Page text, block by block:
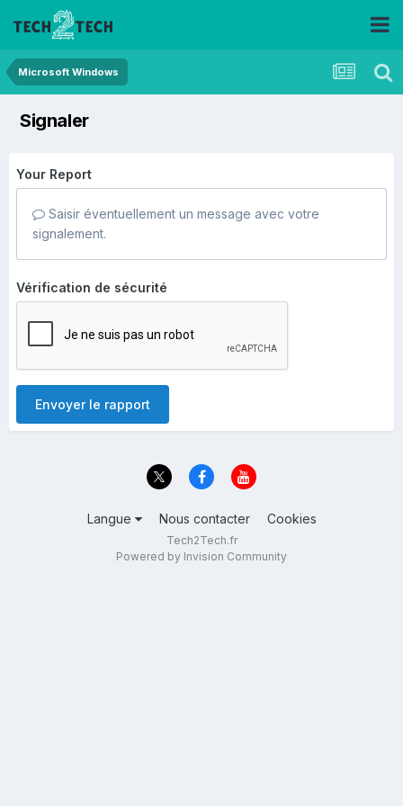
Microsoft Windows
Signaler
Your Report
Saisir éventuellement un message avec votre
signalement.
Vérification de sécurité
Envoyer le rapport
Langue Nous contacter Cookies
Tech2Tech.fr
Powered by Invision Community